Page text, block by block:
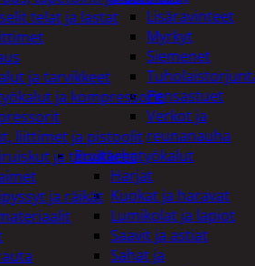
Lisäravinteet
Myrkyt
Siemenet
Pensastuet
Verkot ja
reunanauha
Puutarhatyökalut
Harjat
Kuokat ja haravat
Lumikolat ja lapiot
Saavit ja astiat
Sahat ja
telat ja lastat
ja tarvikkeet
ja kompressorit
liittimet ja pistoolit
ja tarvikkeet
ja räikät